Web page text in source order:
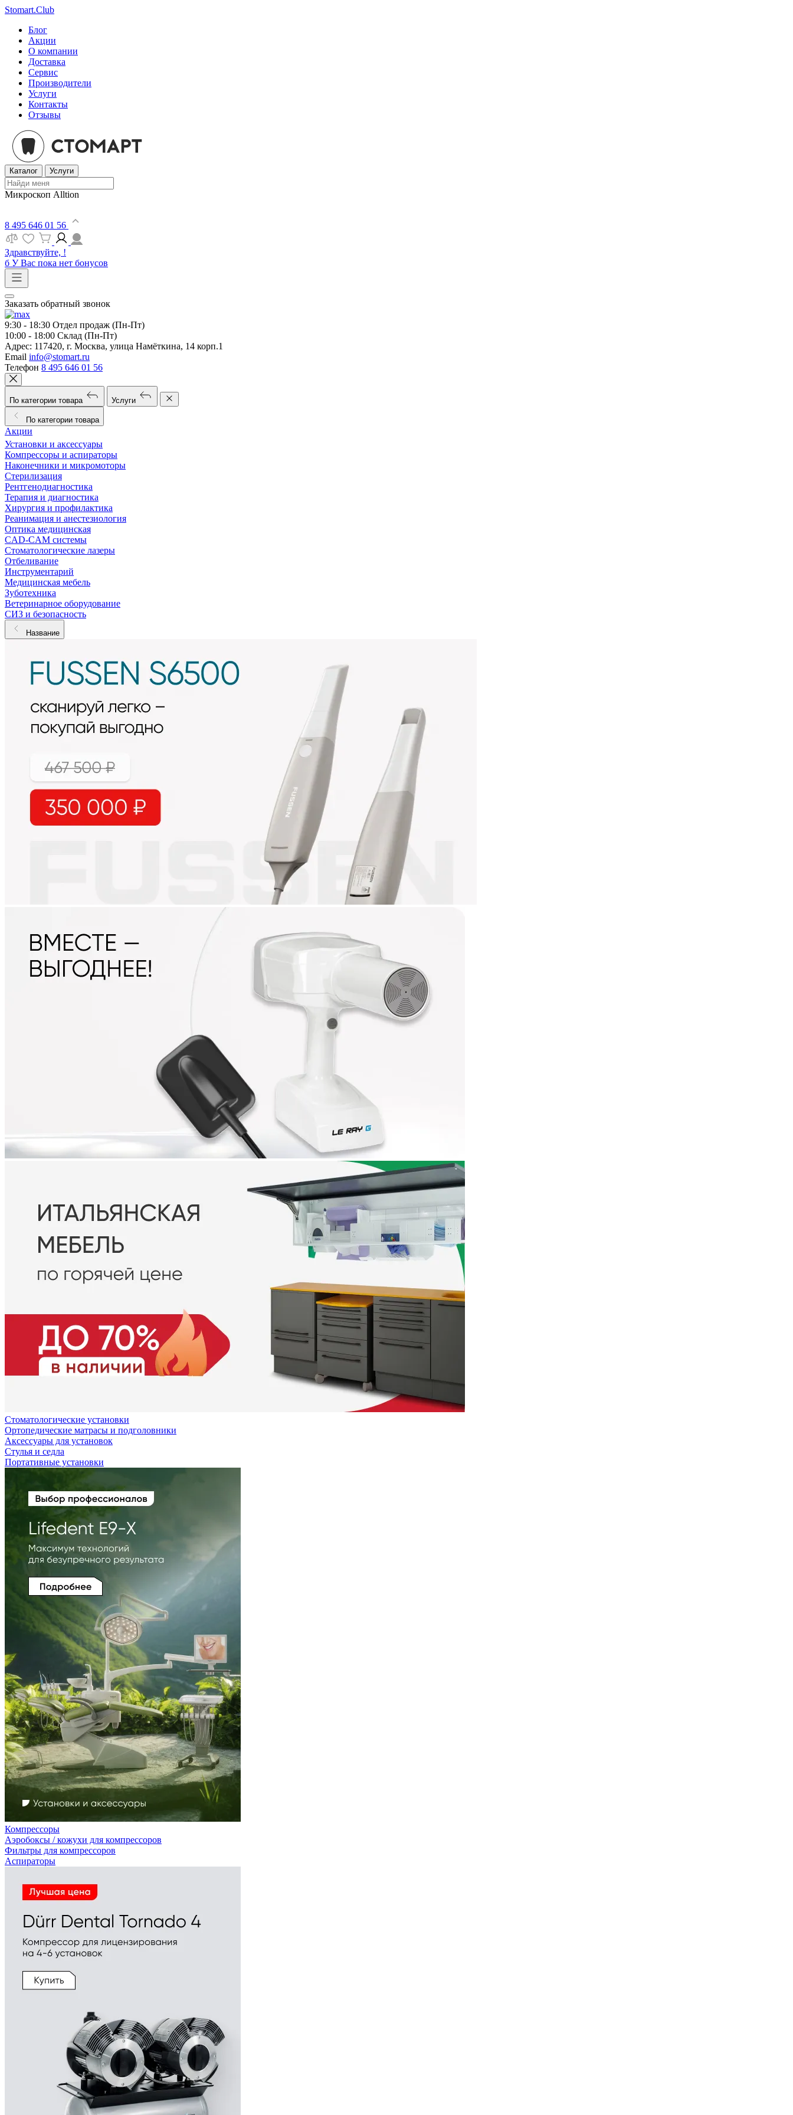
Stomart.Club
Блог
Акции
О компании
Доставка
Сервис
Производители
Услуги
Контакты
Отзывы
Каталог Услуги
Микроскоп Alltion
8 495 646 01 56
Здравствуйте, !
б У Вас пока нет бонусов
Заказать обратный звонок
9:30 - 18:30 Отдел продаж (Пн-Пт)
10:00 - 18:00 Склад (Пн-Пт)
Адрес: 117420, г. Москва, улица Намёткина, 14 корп.1
Email info@stomart.ru
Телефон 8 495 646 01 56
По категории товара Услуги
По категории товара
Акции
Установки и аксессуары
Компрессоры и аспираторы
Наконечники и микромоторы
Стерилизация
Рентгенодиагностика
Терапия и диагностика
Хирургия и профилактика
Реанимация и анестезиология
Оптика медицинская
CAD-CAM системы
Стоматологические лазеры
Отбеливание
Инструментарий
Медицинская мебель
Зуботехника
Ветеринарное оборудование
СИЗ и безопасность
Название
Стоматологические установки
Ортопедические матрасы и подголовники
Аксессуары для установок
Стулья и седла
Портативные установки
Компрессоры
Аэробоксы / кожухи для компрессоров
Фильтры для компрессоров
Аспираторы